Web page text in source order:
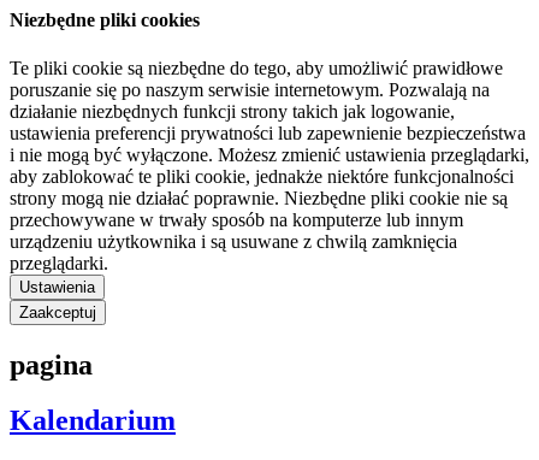
Niezbędne pliki cookies
Te pliki cookie są niezbędne do tego, aby umożliwić prawidłowe
poruszanie się po naszym serwisie internetowym. Pozwalają na
działanie niezbędnych funkcji strony takich jak logowanie,
ustawienia preferencji prywatności lub zapewnienie bezpieczeństwa
i nie mogą być wyłączone. Możesz zmienić ustawienia przeglądarki,
aby zablokować te pliki cookie, jednakże niektóre funkcjonalności
strony mogą nie działać poprawnie. Niezbędne pliki cookie nie są
przechowywane w trwały sposób na komputerze lub innym
urządzeniu użytkownika i są usuwane z chwilą zamknięcia
przeglądarki.
Ustawienia
Zaakceptuj
pagina
Kalendarium